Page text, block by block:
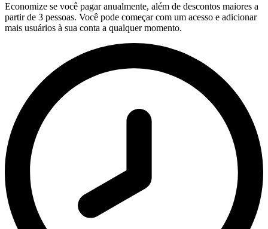
Economize se você pagar anualmente, além de descontos maiores a
partir de 3 pessoas. Você pode começar com um acesso e adicionar
mais usuários à sua conta a qualquer momento.